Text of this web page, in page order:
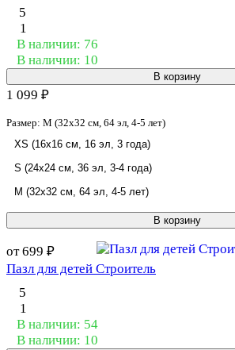
5
1
В наличии: 76
В корзину
В наличии: 10
В корзину
1 099 ₽
Размер: M (32x32 см, 64 эл, 4-5 лет)
XS (16x16 см, 16 эл, 3 года)
S (24x24 см, 36 эл, 3-4 года)
M (32x32 см, 64 эл, 4-5 лет)
от 699 ₽
Пазл для детей Строитель
5
1
В наличии: 54
В наличии: 10